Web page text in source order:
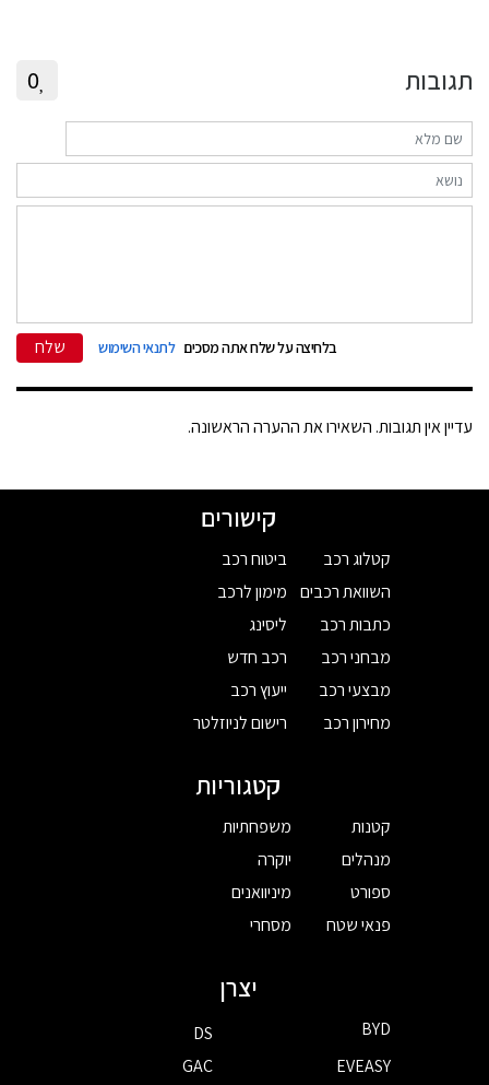
תגובות 0
בלחיצה על שלח אתה מסכים לתנאי השימוש שלח
עדיין אין תגובות. השאירו את ההערה הראשונה.
קישורים
קטלוג רכב
השוואת רכבים
כתבות רכב
מבחני רכב
מבצעי רכב
מחירון רכב
ביטוח רכב
מימון לרכב
ליסינג
רכב חדש
ייעוץ רכב
רישום לניוזלטר
קטגוריות
קטנות
מנהלים
ספורט
פנאי שטח
משפחתיות
יוקרה
מיניוואנים
מסחרי
יצרן
BYD
DS
EVEASY
GAC